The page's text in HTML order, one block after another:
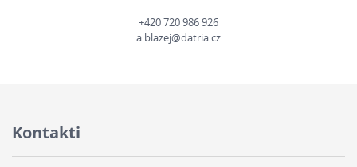
+420 720 986 926
a.blazej@datria.cz
Kontakti